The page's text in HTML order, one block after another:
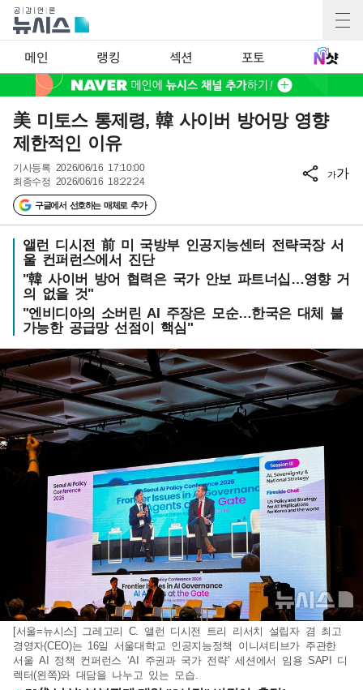
메인 랭킹 섹션 포토
美 미토스 통제령, 韓 사이버 방어망 영향
제한적인 이유
기사등록 2026/06/16 17:10:00
최종수정 2026/06/16 18:22:24
구글에서 선호하는 매체로 추가
가가
앨런 디시전 前 미 국방부 인공지능센터 전략국장 서
울 컨퍼런스에서 진단
"韓 사이버 방어 협력은 국가 안보 파트너십…영향 거
의 없을 것"
"엔비디아의 소버린 AI 주장은 모순…한국은 대체 불
가능한 공급망 선점이 핵심"
[서울=뉴시스] 그레고리 C. 앨런 디시전 트리 리서치 설립자 겸 최고
경영자(CEO)는 16일 서울대학교 인공지능정책 이니셔티브가 주관한
서울 AI 정책 컨퍼런스 ‘AI 주권과 국가 전략’ 세션에서 임용 SAPI 디
렉터(왼쪽)와 대담을 나누고 있는 모습.